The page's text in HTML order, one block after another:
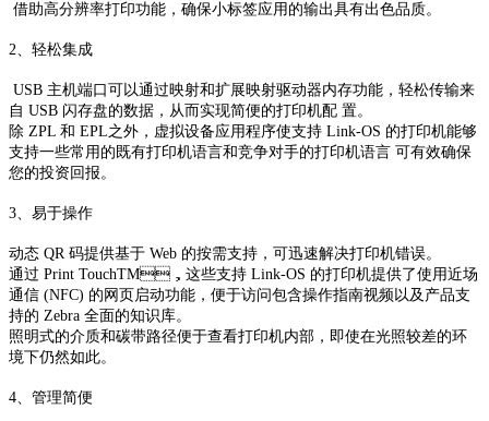
借助高分辨率打印功能，确保小标签应用的输出具有出色品质。
2、轻松集成
USB 主机端口可以通过映射和扩展映射驱动器内存功能，轻松传输来
自 USB 闪存盘的数据，从而实现简便的打印机配 置。
除 ZPL 和 EPL之外，虚拟设备应用程序使支持 Link-OS 的打印机能够
支持一些常用的既有打印机语言和竞争对手的打印机语言 可有效确保
您的投资回报。
3、易于操作
动态 QR 码提供基于 Web 的按需支持，可迅速解决打印机错误。
通过 Print TouchTM，这些支持 Link-OS 的打印机提供了使用近场
通信 (NFC) 的网页启动功能，便于访问包含操作指南视频以及产品支
持的 Zebra 全面的知识库。
照明式的介质和碳带路径便于查看打印机内部，即使在光照较差的环
境下仍然如此。
4、管理简便